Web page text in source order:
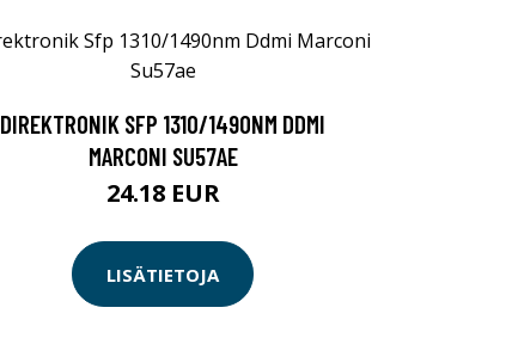
DIREKTRONIK SFP 1310/1490NM DDMI
MARCONI SU57AE
24.18 EUR
LISÄTIETOJA